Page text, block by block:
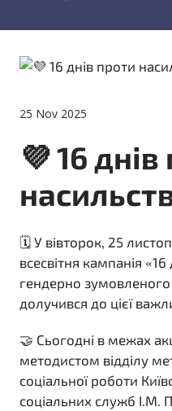
25 Nov 2025
💜 16
🗓️ У вівторок, 25
всесвітня кампанія
гендерно
долучився до цієї
🤝 Сьогодні в межах
методистом відділу
соціальної роботи
соціальних служб